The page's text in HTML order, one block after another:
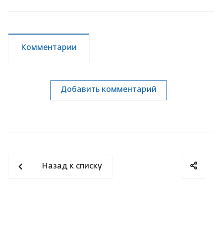
Комментарии
Добавить комментарий
Назад к списку